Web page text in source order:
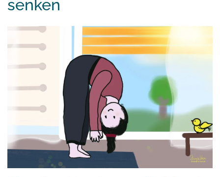
senken